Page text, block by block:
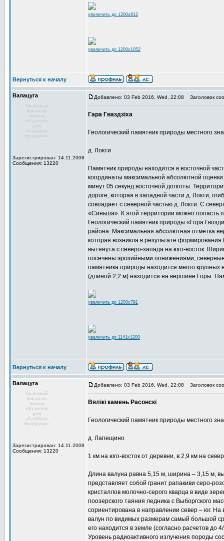
увеличить до 1200x812
увеличить до 1200x1052
Вернуться к началу
Валацуга
Почётный
искатель
новых
объектов
для
«Глобуса
Беларуси»
Зарегистрирован: 14.11.2008
Сообщения: 13220
Добавлено: 03 Feb 2016, Wed, 22:08 Заголовок
Гара Гваздзіха
Геологический памятник природы местного
д. Локти
Памятник природы находится в восточной
координаты максимальной абсолютной
минут 05 секунд восточной долготы.
дороге, которая в западной части д. Локти,
совпадает с северной частью д. Локти. С
«Синьша». К этой территории можно попасть
Геологический памятник природы «Гора
района. Максимальная абсолютная отметка
которая возникла в результате
вытянута с северо-запада на юго-восток.
посечены эрозийными понижениями,
памятника природы находится много крупных
(длиной 2,2 м) находится на вершине Горы.
увеличить до 1200x791
увеличить до 1141x1200
Вернуться к началу
Валацуга
Почётный
искатель
новых
объектов
для
«Глобуса
Беларуси»
Зарегистрирован: 14.11.2008
Сообщения: 13220
Добавлено: 03 Feb 2016, Wed, 22:08 Заголовок
Вялікі камень Расонскі
Геологический памятник природы местного
д. Лапещино
1 км на юго-восток от деревни, в 2,9 км на
Длина валуна равна 5,15 м, ширина – 3,15 м,
представляет собой гранит рапакиви серо-
кристаллов молочно-серого кварца в виде
поозерского таяния ледника с Выборгского
сориентирована в направлении север – юг.
валун по видимых размерам самый большой
его находится в земле (согласно расчетов до
Уровень радиоактивного излучения породы